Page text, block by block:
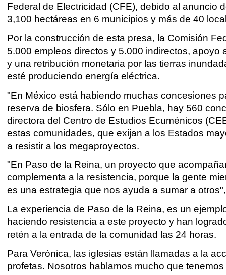
Federal de Electricidad (CFE), debido al anuncio
3,100 hectáreas en 6 municipios y más de 40
Por la construcción de esta presa, la Comisión
5.000 empleos directos y 5.000 indirectos,
y una retribución monetaria por las tierras
esté produciendo energía eléctrica.
"En México está habiendo muchas concesiones
reserva de biosfera. Sólo en Puebla, hay 560
directora del Centro de Estudios Ecuménicos
estas comunidades, que exijan a los Estados
a resistir a los megaproyectos.
"En Paso de la Reina, un proyecto que
complementa a la resistencia, porque la gente
es una estrategia que nos ayuda a sumar a
La experiencia de Paso de la Reina, es un
haciendo resistencia a este proyecto y han
retén a la entrada de la comunidad las 24 horas.
Para Verónica, las iglesias están llamadas a la
profetas. Nosotros hablamos mucho que